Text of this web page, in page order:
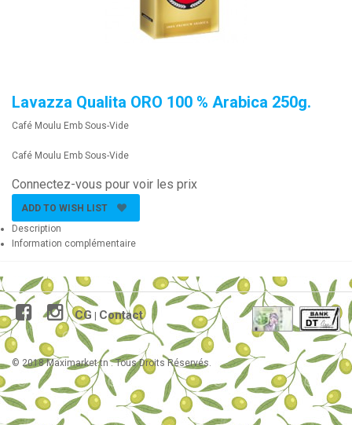
Lavazza Qualita ORO 100 % Arabica 250g.
Café Moulu Emb Sous-Vide
Café Moulu Emb Sous-Vide
Connectez-vous pour voir les prix
ADD TO WISH LIST
Description
Information complémentaire
CG Contact
© 2018 Maximarket.tn . Tous Droits Réservés.